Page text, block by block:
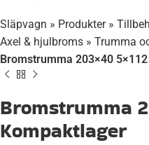
Släpvagn » Produkter»
Axel & hjulbroms » Trumma
Bromstrumma 203×40
Bromstrumma
Kompaktlager